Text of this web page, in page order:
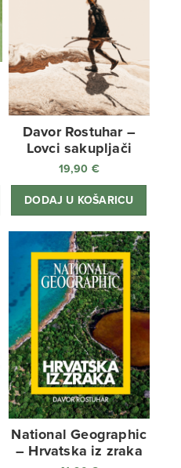
Davor Rostuhar –
Lovci sakupljači
19,90 €
DODAJ U KOŠARICU
National Geographic
– Hrvatska iz zraka